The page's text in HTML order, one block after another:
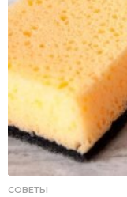
СОВЕТЫ